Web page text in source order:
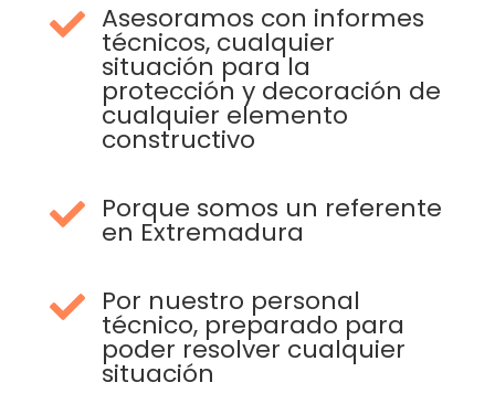
 Asesoramos con informes
técnicos, cualquier
situación para la
protección y decoración de
cualquier elemento
constructivo
 Porque somos un referente
en Extremadura
 Por nuestro personal
técnico, preparado para
poder resolver cualquier
situación